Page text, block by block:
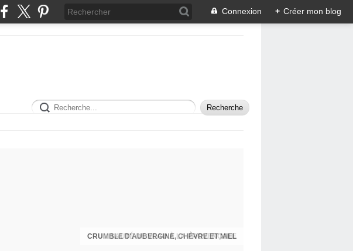
Connexion + Créer mon blog
SAUTÉ DE VEAU À LA PROVENÇALE